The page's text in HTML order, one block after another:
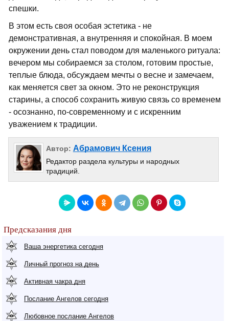
спешки.
В этом есть своя особая эстетика - не
демонстративная, а внутренняя и спокойная. В моем
окружении день стал поводом для маленького ритуала:
вечером мы собираемся за столом, готовим простые,
теплые блюда, обсуждаем мечты о весне и замечаем,
как меняется свет за окном. Это не реконструкция
старины, а способ сохранить живую связь со временем
- осознанно, по-современному и с искренним
уважением к традиции.
Автор: Абрамович Ксения
Редактор раздела культуры и народных
традиций.
Предсказания дня
Ваша энергетика сегодня
Личный прогноз на день
Активная чакра дня
Послание Ангелов сегодня
Любовное послание Ангелов